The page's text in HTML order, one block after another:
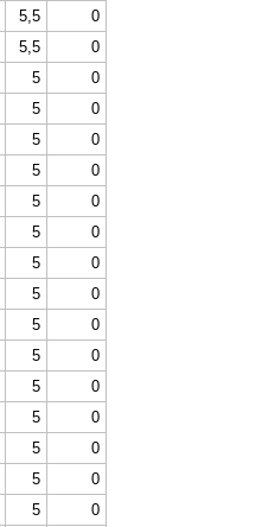
5,5
0
5,5
0
5
0
5
0
5
0
5
0
5
0
5
0
5
0
5
0
5
0
5
0
5
0
5
0
5
0
5
0
5
0